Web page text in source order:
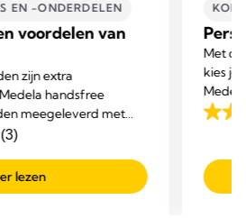
EN -ONDERDELEN
voordelen van
zijn extra
handsfree
meegeleverd met
free.
(3)
lezen
Met
kies je
4.2
de
5